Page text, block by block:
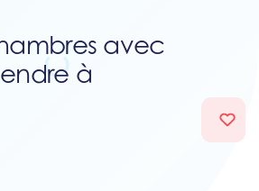
avec
à